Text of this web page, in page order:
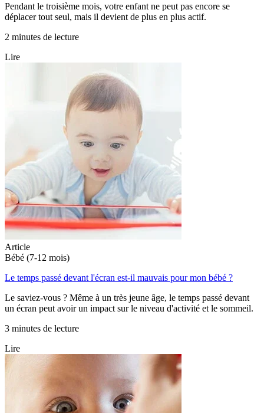
Pendant le troisième mois, votre enfant ne peut pas encore se
déplacer tout seul, mais il devient de plus en plus actif.
2 minutes de lecture
Lire
Article
Bébé (7-12 mois)
Le temps passé devant l'écran est-il mauvais pour mon bébé ?
Le saviez-vous ? Même à un très jeune âge, le temps passé devant
un écran peut avoir un impact sur le niveau d'activité et le sommeil.
3 minutes de lecture
Lire